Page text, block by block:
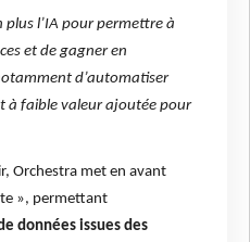
l’IA pour permettre à
et de gagner en
d’automatiser
à faible valeur ajoutée pour
Orchestra met en avant
», permettant
données issues des